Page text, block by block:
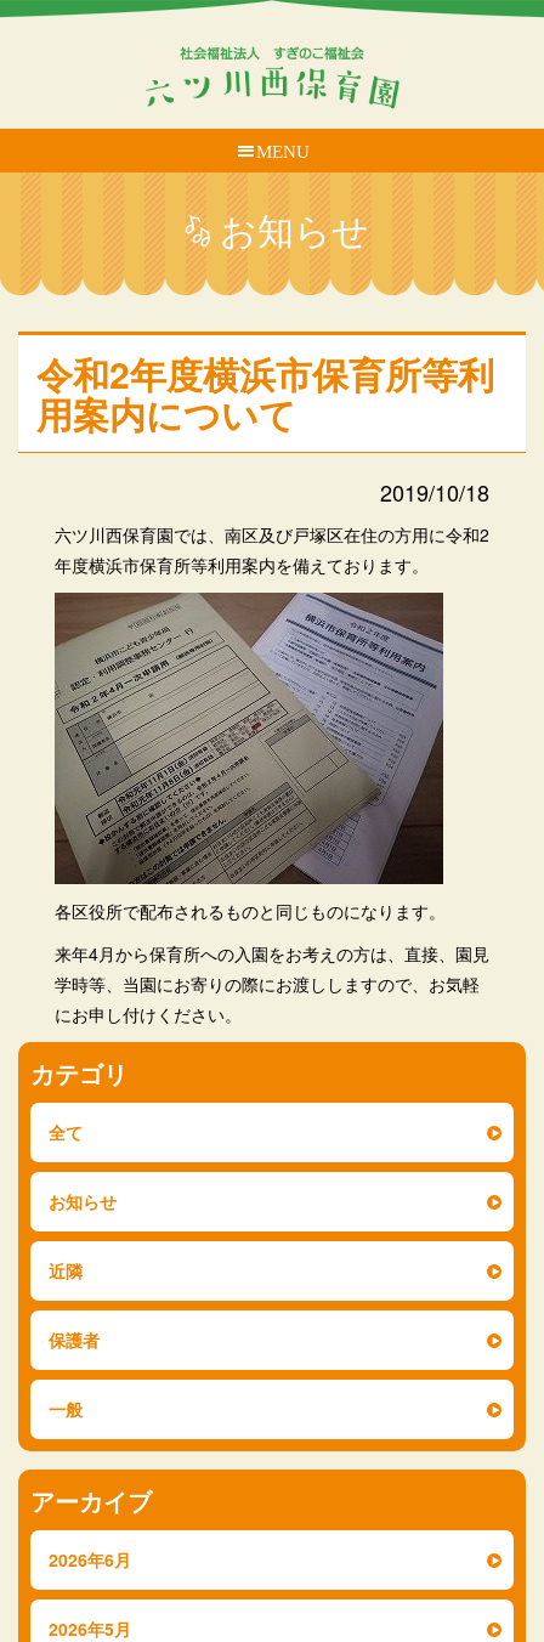
MENU
お知らせ
令和2年度横浜市保育所等利
用案内について
2019/10/18
六ツ川西保育園では、南区及び戸塚区在住の方用に令和2
年度横浜市保育所等利用案内を備えております。
各区役所で配布されるものと同じものになります。
来年4月から保育所への入園をお考えの方は、直接、園見
学時等、当園にお寄りの際にお渡ししますので、お気軽
にお申し付けください。
カテゴリ
全て
お知らせ
近隣
保護者
一般
アーカイブ
2026年6月
2026年5月